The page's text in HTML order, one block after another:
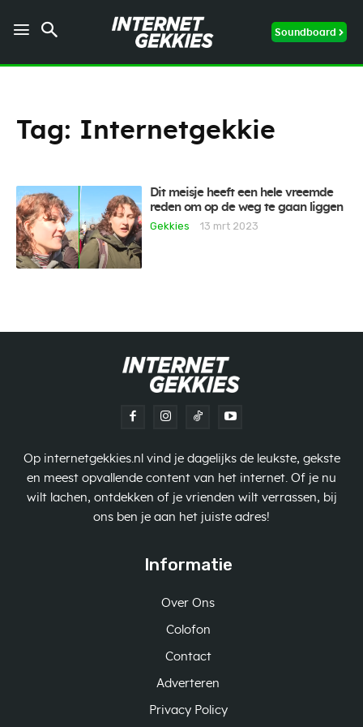
Soundboard
Tag: Internetgekkie
Dit meisje heeft een hele vreemde
reden om op de weg te gaan liggen
Gekkies
13 mrt 2023
Op internetgekkies.nl vind je dagelijks de leukste, gekste
en meest opvallende content van het internet. Of je nu
wilt lachen, ontdekken of je vrienden wilt verrassen, bij
ons ben je aan het juiste adres!
Informatie
Over Ons
Colofon
Contact
Adverteren
Privacy Policy